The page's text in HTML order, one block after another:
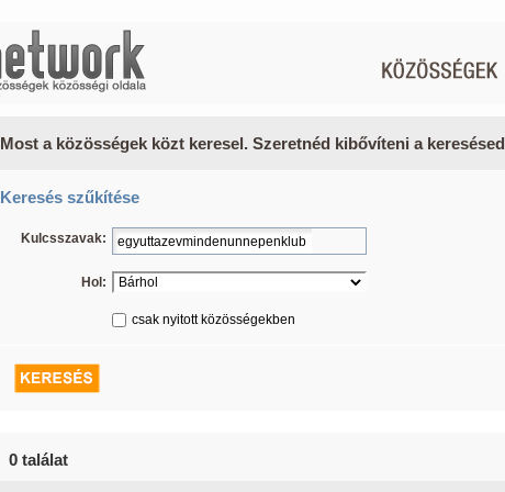
Most a közösségek közt keresel. Szeretnéd kibővíteni a keresésed
Keresés szűkítése
Kulcsszavak:
Hol:
csak nyitott közösségekben
0 találat